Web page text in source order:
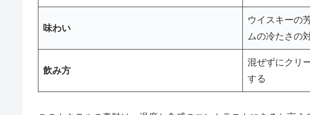
味わい
ウイスキーの
ムの冷たさの
飲み方
混ぜずにクリ
する